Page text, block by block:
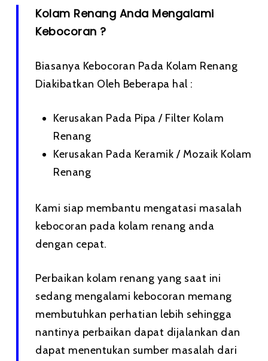
Kolam Renang Anda Mengalami
Kebocoran ?
Biasanya Kebocoran Pada Kolam Renang
Diakibatkan Oleh Beberapa hal :
Kerusakan Pada Pipa / Filter Kolam
Renang
Kerusakan Pada Keramik / Mozaik Kolam
Renang
Kami siap membantu mengatasi masalah
kebocoran pada kolam renang anda
dengan cepat.
Perbaikan kolam renang yang saat ini
sedang mengalami kebocoran memang
membutuhkan perhatian lebih sehingga
nantinya perbaikan dapat dijalankan dan
dapat menentukan sumber masalah dari